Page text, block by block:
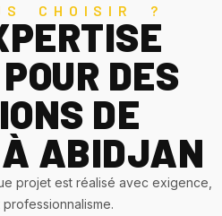
CHOISIR ?
DES
DE
ABIDJAN
projet est réalisé avec exigence,